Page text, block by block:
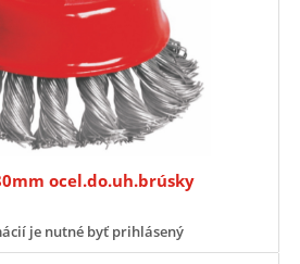
ocel.do.uh.brúsky
je nutné byť prihlásený